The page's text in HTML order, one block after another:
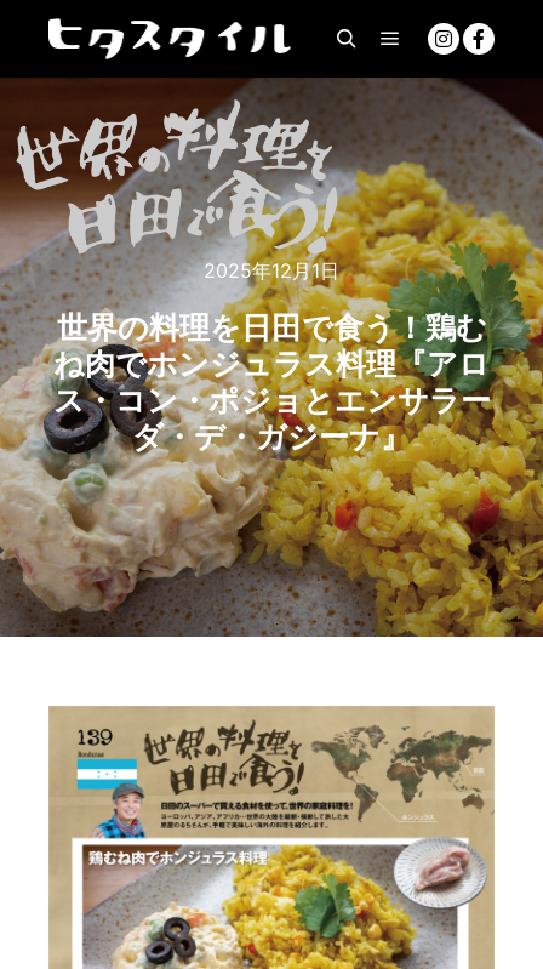
2025年12月1日
世界の料理を日田で食う！鶏む
ね肉でホンジュラス料理『アロ
ス・コン・ポジョとエンサラー
ダ・デ・ガジーナ』